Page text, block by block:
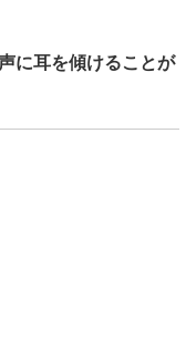
に耳を傾けることが